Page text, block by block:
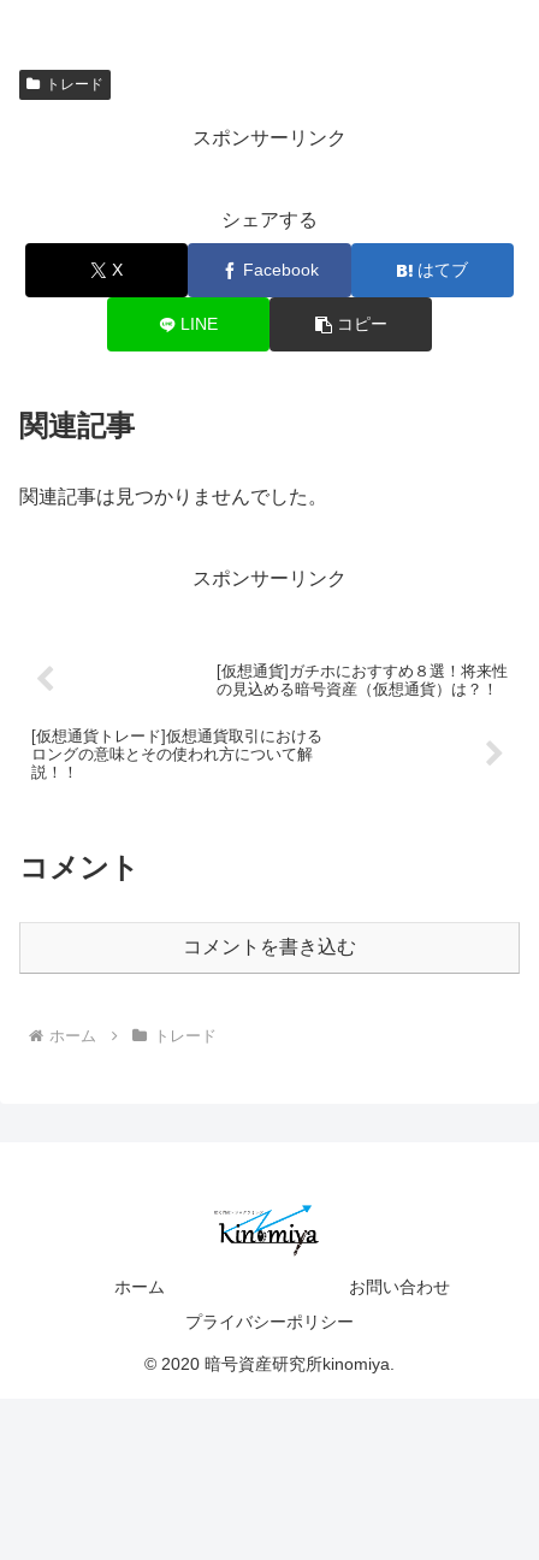
トレード
スポンサーリンク
シェアする
X Facebook はてブ
LINE コピー
関連記事
関連記事は見つかりませんでした。
スポンサーリンク
[仮想通貨]ガチホにおすすめ８選！将来性
の見込める暗号資産（仮想通貨）は？！
[仮想通貨トレード]仮想通貨取引における
ロングの意味とその使われ方について解
説！！
コメント
コメントを書き込む
ホーム トレード
ホーム
お問い合わせ
プライバシーポリシー
© 2020 暗号資産研究所kinomiya.